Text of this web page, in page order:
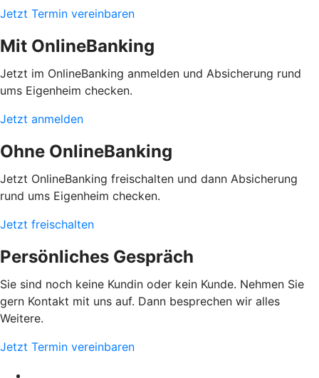
Jetzt Termin vereinbaren
Mit OnlineBanking
Jetzt im OnlineBanking anmelden und Absicherung rund
ums Eigenheim checken.
Jetzt anmelden
Ohne OnlineBanking
Jetzt OnlineBanking freischalten und dann Absicherung
rund ums Eigenheim checken.
Jetzt freischalten
Persönliches Gespräch
Sie sind noch keine Kundin oder kein Kunde. Nehmen Sie
gern Kontakt mit uns auf. Dann besprechen wir alles
Weitere.
Jetzt Termin vereinbaren